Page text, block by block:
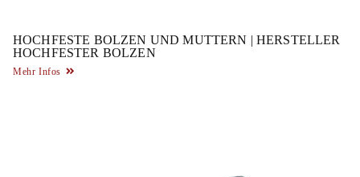
HOCHFESTE BOLZEN UND MUTTERN | HERSTELLER
HOCHFESTER BOLZEN
Mehr Infos